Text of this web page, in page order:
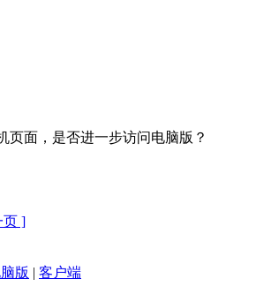
页面，是否进一步访问电脑版？
页 ]
版 | 客户端